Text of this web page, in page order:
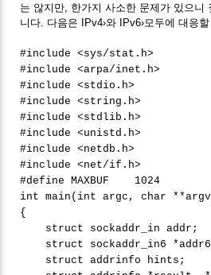
는 않지만, 한가지 사소한 문제가 있으니
니다. 다음은 IPv4›와 IPv6›모두에 대응
#include <sys/stat.h>
#include <arpa/inet.h>
#include <stdio.h>
#include <string.h>
#include <stdlib.h>
#include <unistd.h>
#include <netdb.h>
#include <net/if.h>
#define MAXBUF 1024
int main(int argc, char
{
struct sockaddr_in addr;
struct sockaddr_in6
struct addrinfo hints;